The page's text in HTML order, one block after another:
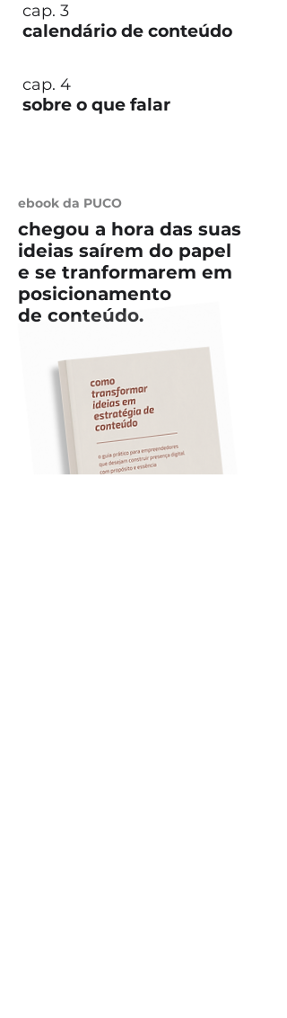
cap. 3
calendário de conteúdo
cap. 4
sobre o que falar
ebook da PUCO
chegou a hora das suas
ideias saírem do papel
e se tranformarem em
posicionamento
de conteúdo.